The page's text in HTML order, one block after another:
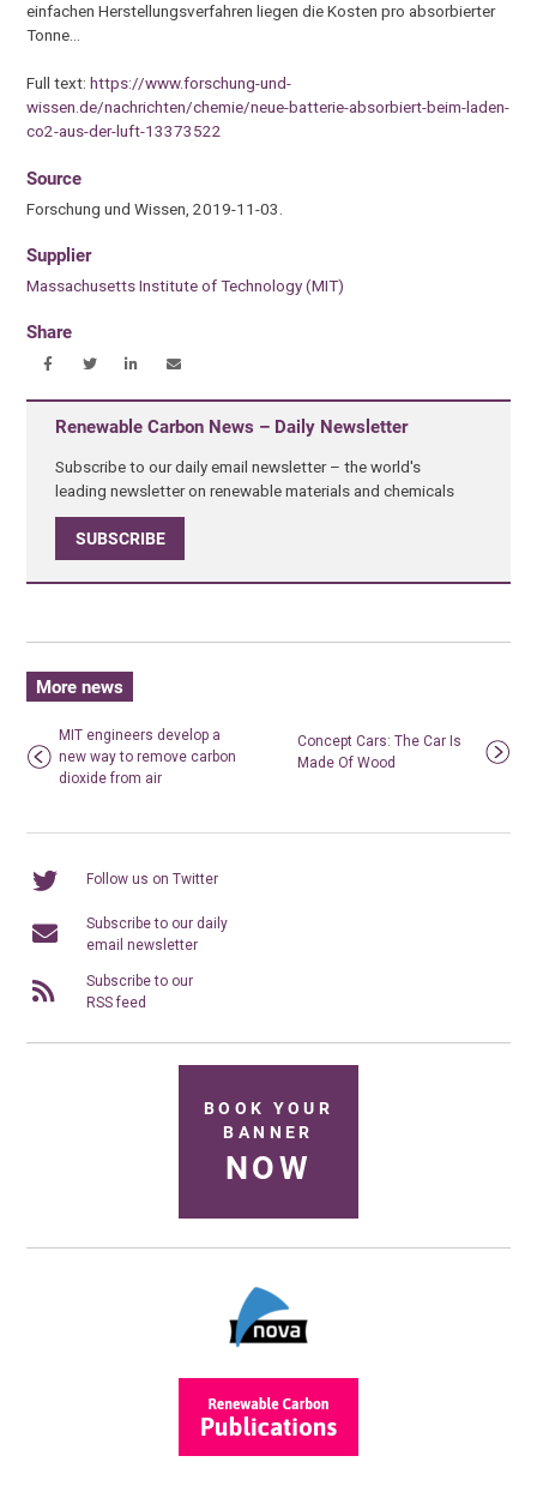
einfachen Herstellungsverfahren liegen die Kosten pro absorbierter
Tonne…
Full text:https://www.forschung-und-
wissen.de/nachrichten/chemie/neue-batterie-absorbiert-beim-laden-
co2-aus-der-luft-13373522
Source
Forschung und Wissen, 2019-11-03.
Supplier
Massachusetts Institute of Technology (MIT)
Share
Renewable Carbon News – Daily Newsletter
Subscribe to our daily email newsletter – the world's
leading newsletter on renewable materials and chemicals
SUBSCRIBE
More news
MIT engineers develop a
new way to remove carbon
dioxide from air
Concept Cars: The Car Is
Made Of Wood
Follow us on Twitter
Subscribe to our daily
email newsletter
Subscribe to our
RSS feed
BOOK YOUR
BANNER
NOW